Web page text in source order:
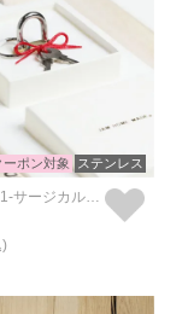
ーポン対象 ステンレス
名もなき指輪 1-サージカルステンレス / 1サイズ